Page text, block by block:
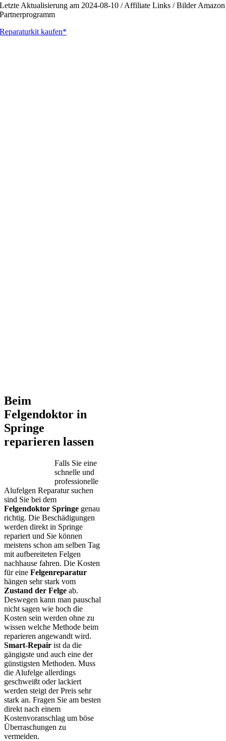
Letzte Aktualisierung am 2024-08-10 / Affiliate Links / Bilder Amazon
Partnerprogramm
Reparaturkit kaufen*
Beim
Felgendoktor in
Springe
reparieren lassen
Falls Sie eine
schnelle und
professionelle
Alufelgen Reparatur suchen
sind Sie bei dem
Felgendoktor Springe genau
richtig. Die Beschädigungen
werden direkt in Springe
repariert und Sie können
meistens schon am selben Tag
mit aufbereiteten Felgen
nachhause fahren. Die Kosten
für eine Felgenreparatur
hängen sehr stark vom
Zustand der Felge ab.
Deswegen kann man pauschal
nicht sagen wie hoch die
Kosten sein werden ohne zu
wissen welche Methode beim
reparieren angewandt wird.
Smart-Repair ist da die
gängigste und auch eine der
günstigsten Methoden. Muss
die Alufelge allerdings
geschweißt oder lackiert
werden steigt der Preis sehr
stark an. Fragen Sie am besten
direkt nach einem
Kostenvoranschlag um böse
Überraschungen zu
vermeiden.